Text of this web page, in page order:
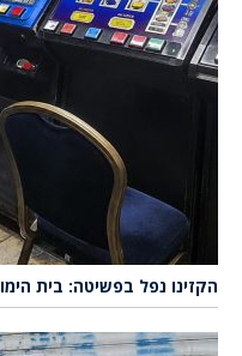
הקזינו נפל בפשיטה: בית